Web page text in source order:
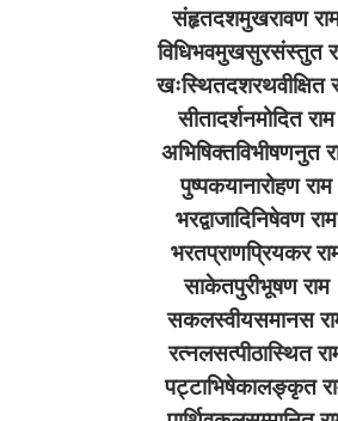
संहृतदशमुखरावण
विधिभवमुखसुरसंस्तुत
खःस्थितदशरथवीक्षित
सीतादर्शनमोदित
अभिषिक्तविभीषणनुत
पुष्पकयानारोहण
भरद्वाजादिनिषेवण
भरतप्राणप्रियकर
साकेतपुरीभूषण राम
सकलस्वीयसमानस
रत्नलसत्पीठास्थित
पट्टाभिषेकालङ्कृत